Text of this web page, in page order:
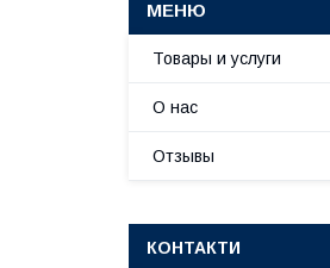
Товары и услуги
О нас
Отзывы
КОНТАКТИ